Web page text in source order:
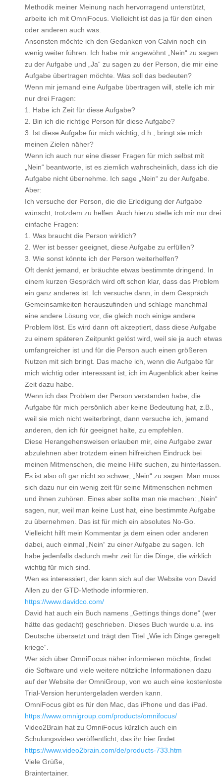
Methodik meiner Meinung nach hervorragend unterstützt,
arbeite ich mit OmniFocus. Vielleicht ist das ja für den einen
oder anderen auch was.
Ansonsten möchte ich den Gedanken von Calvin noch ein
wenig weiter führen. Ich habe mir angewöhnt „Nein“ zu sagen
zu der Aufgabe und „Ja“ zu sagen zu der Person, die mir eine
Aufgabe übertragen möchte. Was soll das bedeuten?
Wenn mir jemand eine Aufgabe übertragen will, stelle ich mir
nur drei Fragen:
1. Habe ich Zeit für diese Aufgabe?
2. Bin ich die richtige Person für diese Aufgabe?
3. Ist diese Aufgabe für mich wichtig, d.h., bringt sie mich
meinen Zielen näher?
Wenn ich auch nur eine dieser Fragen für mich selbst mit
„Nein“ beantworte, ist es ziemlich wahrscheinlich, dass ich die
Aufgabe nicht übernehme. Ich sage „Nein“ zu der Aufgabe.
Aber:
Ich versuche der Person, die die Erledigung der Aufgabe
wünscht, trotzdem zu helfen. Auch hierzu stelle ich mir nur drei
einfache Fragen:
1. Was braucht die Person wirklich?
2. Wer ist besser geeignet, diese Aufgabe zu erfüllen?
3. Wie sonst könnte ich der Person weiterhelfen?
Oft denkt jemand, er bräuchte etwas bestimmte dringend. In
einem kurzen Gespräch wird oft schon klar, dass das Problem
ein ganz anderes ist. Ich versuche dann, in dem Gespräch
Gemeinsamkeiten herauszufinden und schlage manchmal
eine andere Lösung vor, die gleich noch einige andere
Problem löst. Es wird dann oft akzeptiert, dass diese Aufgabe
zu einem späteren Zeitpunkt gelöst wird, weil sie ja auch etwas
umfangreicher ist und für die Person auch einen größeren
Nutzen mit sich bringt. Das mache ich, wenn die Aufgabe für
mich wichtig oder interessant ist, ich im Augenblick aber keine
Zeit dazu habe.
Wenn ich das Problem der Person verstanden habe, die
Aufgabe für mich persönlich aber keine Bedeutung hat, z.B.,
weil sie mich nicht weiterbringt, dann versuche ich, jemand
anderen, den ich für geeignet halte, zu empfehlen.
Diese Herangehensweisen erlauben mir, eine Aufgabe zwar
abzulehnen aber trotzdem einen hilfreichen Eindruck bei
meinen Mitmenschen, die meine Hilfe suchen, zu hinterlassen.
Es ist also oft gar nicht so schwer, „Nein“ zu sagen. Man muss
sich dazu nur ein wenig zeit für seine Mitmenschen nehmen
und ihnen zuhören. Eines aber sollte man nie machen: „Nein“
sagen, nur, weil man keine Lust hat, eine bestimmte Aufgabe
zu übernehmen. Das ist für mich ein absolutes No-Go.
Vielleicht hilft mein Kommentar ja dem einen oder anderen
dabei, auch einmal „Nein“ zu einer Aufgabe zu sagen. Ich
habe jedenfalls dadurch mehr zeit für die Dinge, die wirklich
wichtig für mich sind.
Wen es interessiert, der kann sich auf der Website von David
Allen zu der GTD-Methode informieren.
https://www.davidco.com/
David hat auch ein Buch namens „Gettings things done“ (wer
hätte das gedacht) geschrieben. Dieses Buch wurde u.a. ins
Deutsche übersetzt und trägt den Titel „Wie ich Dinge geregelt
kriege“.
Wer sich über OmniFocus näher informieren möchte, findet
die Software und viele weitere nützliche Informationen dazu
auf der Website der OmniGroup, von wo auch eine kostenloste
Trial-Version heruntergeladen werden kann.
OmniFocus gibt es für den Mac, das iPhone und das iPad.
https://www.omnigroup.com/products/omnifocus/
Video2Brain hat zu OmniFocus kürzlich auch ein
Schulungsvideo veröffentlicht, das ihr hier findet:
https://www.video2brain.com/de/products-733.htm
Viele Grüße,
Braintertainer.